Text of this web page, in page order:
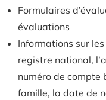
Formulaires
évaluations
Informations sur
registre national,
numéro de compte
famille, la date de